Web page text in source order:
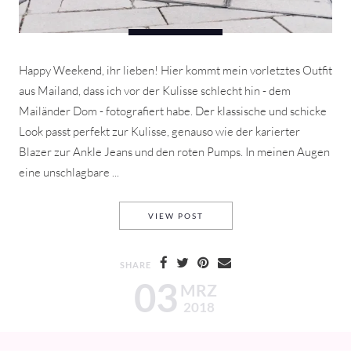
Happy Weekend, ihr lieben! Hier kommt mein vorletztes Outfit
aus Mailand, dass ich vor der Kulisse schlecht hin - dem
Mailänder Dom - fotografiert habe. Der klassische und schicke
Look passt perfekt zur Kulisse, genauso wie der karierter
Blazer zur Ankle Jeans und den roten Pumps. In meinen Augen
eine unschlagbare ...
03 MRZ
2018
VIEW POST
SHARE